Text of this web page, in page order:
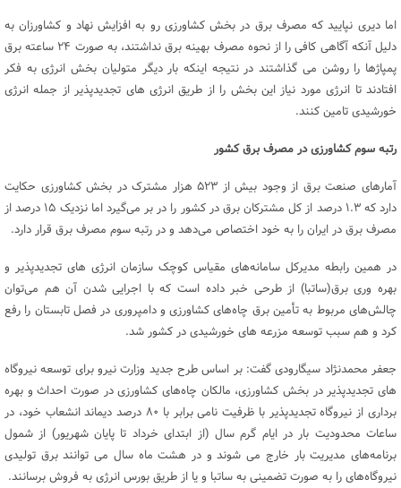
اما دیری نپایید که مصرف برق در بخش کشاورزی رو به افزایش نهاد و کشاورزان به
دلیل آنکه آگاهی کافی را از نحوه مصرف بهینه برق نداشتند، به صورت ۲۴ ساعته برق
پمپاژها را روشن می گذاشتند در نتیجه اینکه بار دیگر متولیان بخش انرژی به فکر
افتادند تا انرژی مورد نیاز این بخش را از طریق انرژی های تجدیدپذیر از جمله انرژی
خورشیدی تامین کنند.
رتبه سوم کشاورزی در مصرف برق کشور
آمارهای صنعت برق از وجود بیش از ۵۲۳ هزار مشترک در بخش کشاورزی حکایت
دارد که ۱.۳ درصد از کل مشترکان برق در کشور را در بر می‌گیرد اما نزدیک ۱۵ درصد از
مصرف برق در ایران را به خود اختصاص می‌دهد و در رتبه سوم مصرف برق قرار دارد.
در همین رابطه مدیرکل سامانه‌های مقیاس کوچک سازمان انرژی های تجدیدپذیر و
بهره وری برق(ساتبا) از طرحی خبر داده است که با اجرایی شدن آن هم می‌توان
چالش‌های مربوط به تأمین برق چاه‌های کشاورزی و دامپروری‌ در فصل تابستان را رفع
کرد و هم سبب توسعه مزرعه های خورشیدی در کشور شد.
جعفر محمدنژاد سیگارودی گفت: بر اساس طرح جدید وزارت نیرو برای توسعه نیروگاه
های تجدیدپذیر در بخش کشاورزی، مالکان چاه‌های کشاورزی در صورت احداث و بهره
برداری از نیروگاه تجدیدپذیر با ظرفیت نامی برابر با ۸۰ درصد دیماند انشعاب خود، در
ساعات محدودیت بار در ایام گرم سال (از ابتدای خرداد تا پایان شهریور) از شمول
برنامه‌های مدیریت بار خارج می شوند و در هشت ماه سال می توانند برق تولیدی
نیروگاه‌های را به صورت تضمینی به ساتبا و یا از طریق بورس انرژی به فروش برسانند.